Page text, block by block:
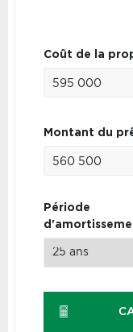
Coût de la
Montant du
Période